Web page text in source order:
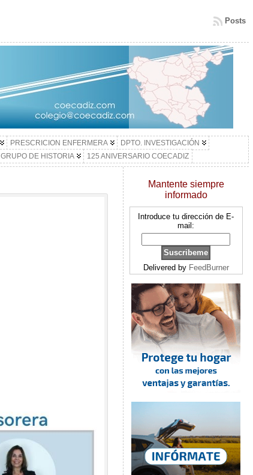
Posts
PRESCRICION ENFERMERA
DPTO. INVESTIGACIÓN
GRUPO DE HISTORIA 125 ANIVERSARIO COECADIZ
Mantente siempre
informado
Introduce tu dirección de E-
mail:
Delivered by FeedBurner